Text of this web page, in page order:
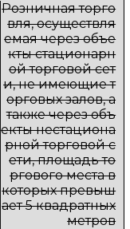
Розничная торго
вля, осуществля
емая через объе
кты стационарн
ой торговой сет
и, не имеющие т
орговых залов, а
также через объ
екты нестациона
рной торговой с
ети, площадь то
ргового места в
которых превыш
ает 5 квадратных
метров